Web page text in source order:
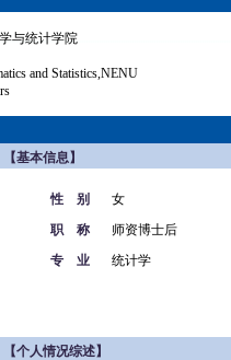
与统计学院
and Statistics,NENU
【基本信息】
性 别
女
职 称
师资博士后
专 业
统计学
【个人情况综述】